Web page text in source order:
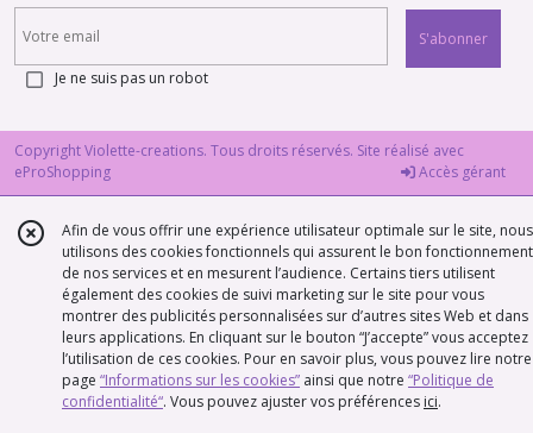
S'abonner
Je ne suis pas un robot
Copyright Violette-creations. Tous droits réservés. Site réalisé avec
eProShopping
Accès gérant
Afin de vous offrir une expérience utilisateur optimale sur le site, nous
utilisons des cookies fonctionnels qui assurent le bon fonctionnement
de nos services et en mesurent l’audience. Certains tiers utilisent
également des cookies de suivi marketing sur le site pour vous
montrer des publicités personnalisées sur d’autres sites Web et dans
leurs applications. En cliquant sur le bouton “J’accepte” vous acceptez
l’utilisation de ces cookies. Pour en savoir plus, vous pouvez lire notre
page “Informations sur les cookies” ainsi que notre “Politique de
confidentialité“. Vous pouvez ajuster vos préférences ici.